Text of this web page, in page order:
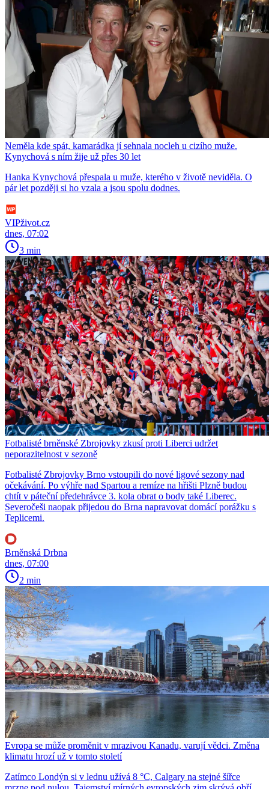
Neměla kde spát, kamarádka jí sehnala nocleh u cizího muže.
Kynychová s ním žije už přes 30 let
Hanka Kynychová přespala u muže, kterého v životě neviděla. O
pár let později si ho vzala a jsou spolu dodnes.
VIPživot.cz
dnes, 07:02
3 min
Fotbalisté brněnské Zbrojovky zkusí proti Liberci udržet
neporazitelnost v sezoně
Fotbalisté Zbrojovky Brno vstoupili do nové ligové sezony nad
očekávání. Po výhře nad Spartou a remíze na hřišti Plzně budou
chtít v páteční předehrávce 3. kola obrat o body také Liberec.
Severočeši naopak přijedou do Brna napravovat domácí porážku s
Teplicemi.
Brněnská Drbna
dnes, 07:00
2 min
Evropa se může proměnit v mrazivou Kanadu, varují vědci. Změna
klimatu hrozí už v tomto století
Zatímco Londýn si v lednu užívá 8 °C, Calgary na stejné šířce